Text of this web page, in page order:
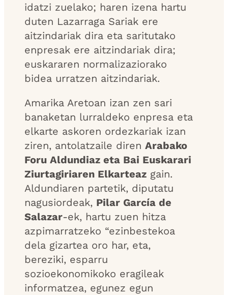
idatzi zuelako; haren izena hartu
duten Lazarraga Sariak ere
aitzindariak dira eta saritutako
enpresak ere aitzindariak dira;
euskararen normalizaziorako
bidea urratzen aitzindariak.
Amarika Aretoan izan zen sari
banaketan lurraldeko enpresa eta
elkarte askoren ordezkariak izan
ziren, antolatzaile diren Arabako
Foru Aldundiaz eta Bai Euskarari
Ziurtagiriaren Elkarteaz gain.
Aldundiaren partetik, diputatu
nagusiordeak, Pilar García de
Salazar-ek, hartu zuen hitza
azpimarratzeko “ezinbestekoa
dela gizartea oro har, eta,
bereziki, esparru
sozioekonomikoko eragileak
informatzea, egunez egun